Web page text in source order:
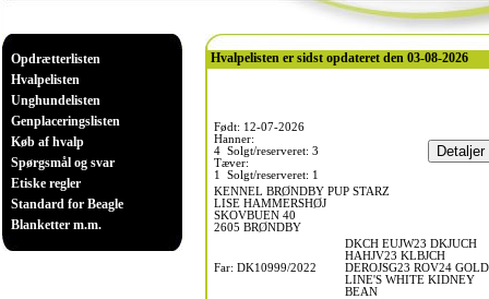
Opdrætterlisten
Hvalpelisten
Unghundelisten
Genplaceringslisten
Køb af hvalp
Spørgsmål og svar
Etiske regler
Standard for Beagle
Blanketter m.m.
Hvalpelisten er sidst opdateret den 03-08-2026
Født: 12-07-2026
Hanner:
4 Solgt/reserveret: 3
Tæver:
1 Solgt/reserveret: 1
KENNEL BRØNDBY PUP STARZ
LISE HAMMERSHØJ
SKOVBUEN 40
2605 BRØNDBY
Far: DK10999/2022
DKCH EUJW23 DKJUCH
HAHJV23 KLBJCH
DEROJSG23 ROV24 GOLD
LINE'S WHITE KIDNEY
BEAN